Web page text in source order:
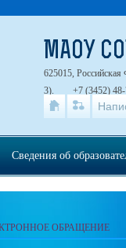
ОБРАЩЕНИЕ
МАОУ
625015,
3).
+7 (3452)
Сведения об